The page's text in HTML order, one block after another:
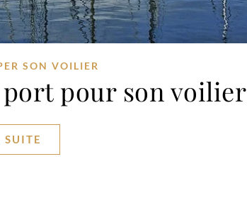
SON VOILIER
pour son voilier
SUITE